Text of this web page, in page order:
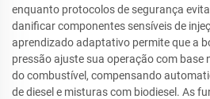
enquanto protocolos de segurança
danificar componentes sensíveis de
aprendizado adaptativo permite que a
pressão ajuste sua operação com base
do combustível, compensando
de diesel e misturas com biodiesel. As